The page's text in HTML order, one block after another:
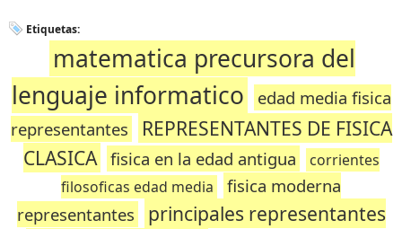
Etiquetas:
matematica precursora del
lenguaje informatico
edad media fisica
representantes
REPRESENTANTES DE FISICA
CLASICA
fisica en la edad antigua
corrientes
filosoficas edad media
fisica moderna
representantes
principales representantes